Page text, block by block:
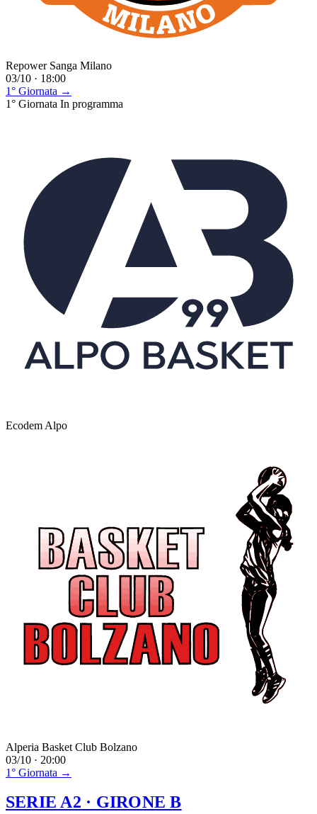
Repower Sanga Milano
03/10 · 18:00
1° Giornata →
1° Giornata In programma
Ecodem Alpo
Alperia Basket Club Bolzano
03/10 · 20:00
1° Giornata →
SERIE A2 · GIRONE B